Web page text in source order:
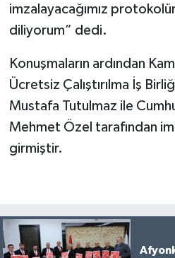
imzalayacağımız protokolün
diliyorum” dedi.
Konuşmaların ardından
Ücretsiz Çalıştırılma İş
Mustafa Tutulmaz ile
Mehmet Özel tarafından
girmiştir.